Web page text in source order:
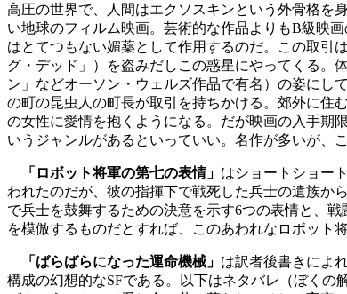
高圧の世界で、人間はエクソスキンという外骨格を
い地球のフィルム映画。芸術的な作品よりもB級映
はとてつもない媚薬として作用するのだ。この取引
グ・デッド」）を盗みだしこの惑星にやってくる。
ン」などオーソン・ウェルズ作品で有名）の姿にし
の町の昆虫人の町長が取引を持ちかける。郊外に住
の女性に愛情を抱くようになる。だが映画の入手
いうジャンルがあるといっていい。名作が多いが、
「ロボット将軍の第七の表情」 はショートショー
われたのだが、彼の指揮下で戦死した兵士の遺族か
で兵士を鼓舞するための決意を示す6つの表情と、
を模倣するものだとすれば、このあわれなロボット
「ばらばらになった運命機械」 は訳者後書きによ
構成の幻想的なSFである。以下はネタバレ（ぼく